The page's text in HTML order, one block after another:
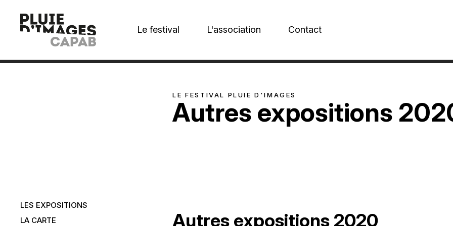
Le festival L'association Contact
LES EXPOSITIONS
LA CARTE
LE FESTIVAL PLUIE D'IMAGES
Autres expositions
Autres expositions 2020